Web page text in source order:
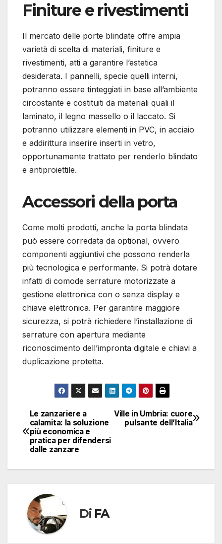
Finiture e rivestimenti
Il mercato delle porte blindate offre ampia
varietà di scelta di materiali, finiture e
rivestimenti, atti a garantire l’estetica
desiderata. I pannelli, specie quelli interni,
potranno essere tinteggiati in base all’ambiente
circostante e costituiti da materiali quali il
laminato, il legno massello o il laccato. Si
potranno utilizzare elementi in PVC, in acciaio
e addirittura inserire inserti in vetro,
opportunamente trattato per renderlo blindato
e antiproiettile.
Accessori della porta
Come molti prodotti, anche la porta blindata
può essere corredata da optional, ovvero
componenti aggiuntivi che possono renderla
più tecnologica e performante. Si potrà dotare
infatti di comode serrature motorizzate a
gestione elettronica con o senza display e
chiave elettronica. Per garantire maggiore
sicurezza, si potrà richiedere l’installazione di
serrature con apertura mediante
riconoscimento dell’impronta digitale e chiavi a
duplicazione protetta.
Navigazione
articoli
Ville in Umbria: cuore
pulsante dell’Italia
Le zanzariere a
calamita: la soluzione
più economica e
pratica per difendersi
dalle zanzare
Di FA